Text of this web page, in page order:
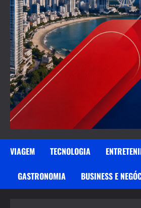
VIAGEM TECNOLOGIA
GASTRONOMIA BUSINESS E